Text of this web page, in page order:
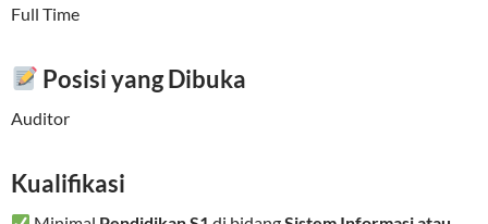
Full Time
Posisi yang Dibuka
Auditor
Kualifikasi